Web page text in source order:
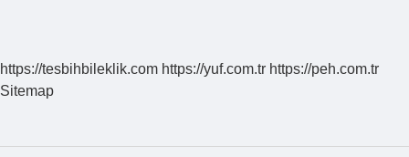
https://tesbihbileklik.com https://yuf.com.tr https://peh.com.tr
Sitemap